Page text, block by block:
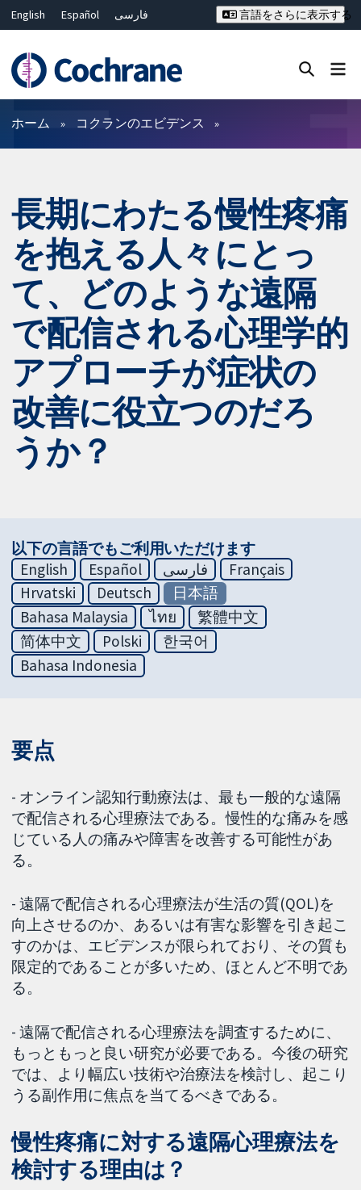
English Español
فارسی
Deutsch
Bahasa Malaysia
ไทย
繁體中文
简体中文
言語をさらに表示する
フィルター
ホーム コクランのエビデンス
長期にわたる慢性疼痛
を抱える人々にとっ
て、どのような遠隔
で配信される心理学的
アプローチが症状の
改善に役立つのだろ
うか？
以下の言語でもご利用いただけます
English
Español فارسی
Français
Hrvatski
Deutsch
日本語
Bahasa Malaysia
ไทย
繁體中文
简体中文
Polski
한국어
Bahasa Indonesia
要点
- オンライン認知行動療法は、最も一般的な遠隔
で配信される心理療法である。慢性的な痛みを感
じている人の痛みや障害を改善する可能性があ
る。
- 遠隔で配信される心理療法が生活の質(QOL)を
向上させるのか、あるいは有害な影響を引き起こ
すのかは、エビデンスが限られており、その質も
限定的であることが多いため、ほとんど不明であ
る。
- 遠隔で配信される心理療法を調査するために、
もっともっと良い研究が必要である。今後の研究
では、より幅広い技術や治療法を検討し、起こり
うる副作用に焦点を当てるべきである。
慢性疼痛に対する遠隔心理療法を
検討する理由は？